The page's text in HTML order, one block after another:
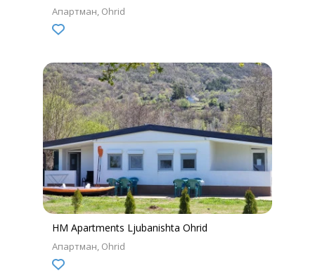
Апартман Ohrid
HM Apartments Ljubanishta Ohrid
Апартман Ohrid